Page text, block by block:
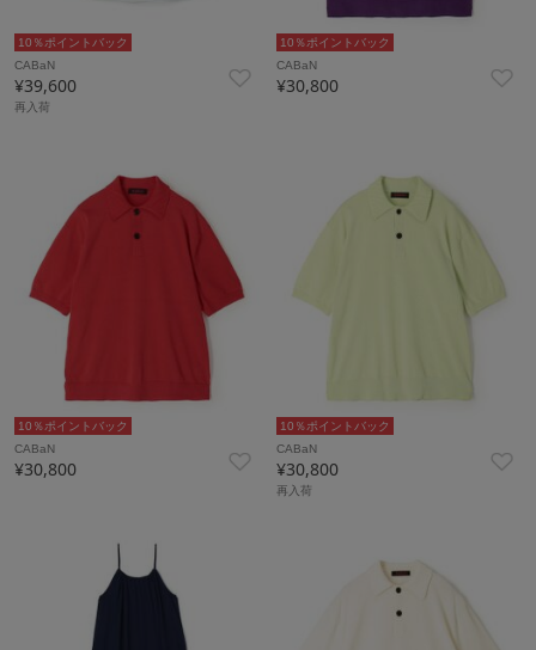
10％ポイントバック
CABaN
¥39,600
再入荷
10％ポイントバック
CABaN
¥30,800
10％ポイントバック
CABaN
¥30,800
10％ポイントバック
CABaN
¥30,800
再入荷